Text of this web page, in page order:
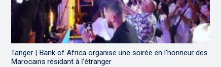
Tanger | Bank of Africa organise une soirée en l’honneur des
Marocains résidant à l’étranger